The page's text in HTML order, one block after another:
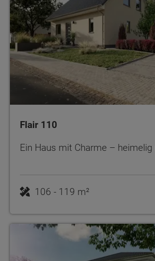
Flair 110
Ein Haus mit Charme –
106 - 119 m²